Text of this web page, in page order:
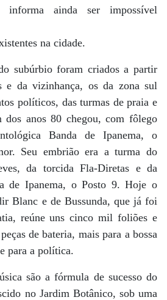
informa ainda ser impossível
na cidade.
subúrbio foram criados a partir
e da vizinhança, os da zona sul
políticos, das turmas de praia e
anos 80 chegou, com fôlego
Banda de Ipanema, o
Seu embrião era a turma do
da torcida Fla-Diretas e da
de Ipanema, o Posto 9. Hoje o
Blanc e de Bussunda, que já foi
reúne uns cinco mil foliões e
de bateria, mais para a bossa
para a política.
são a fórmula de sucesso do
no Jardim Botânico, sob uma